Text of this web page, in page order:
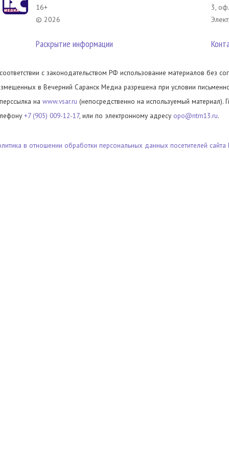
16+
© 2026
Раскрытие информации
3,
с законодательством РФ использование материалов без
в Вечерний Саранск Медиа разрешена при условии
на www.vsar.ru (непосредственно на используемый материал).
+7 (905) 009-12-17, или по электронному адресу opo@ntm13.ru.
в отношении обработки персональных данных посетителей